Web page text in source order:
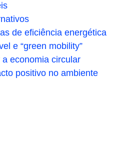
de eficiência energética
e “green mobility”
economia circular
positivo no ambiente